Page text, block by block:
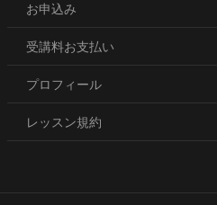
お申込み
受講料お支払い
プロフィール
レッスン規約